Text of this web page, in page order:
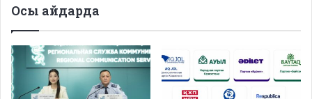
Осы айдарда